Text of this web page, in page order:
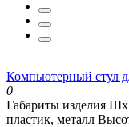
Компьютерный стул
0
Габариты изделия
пластик, металл